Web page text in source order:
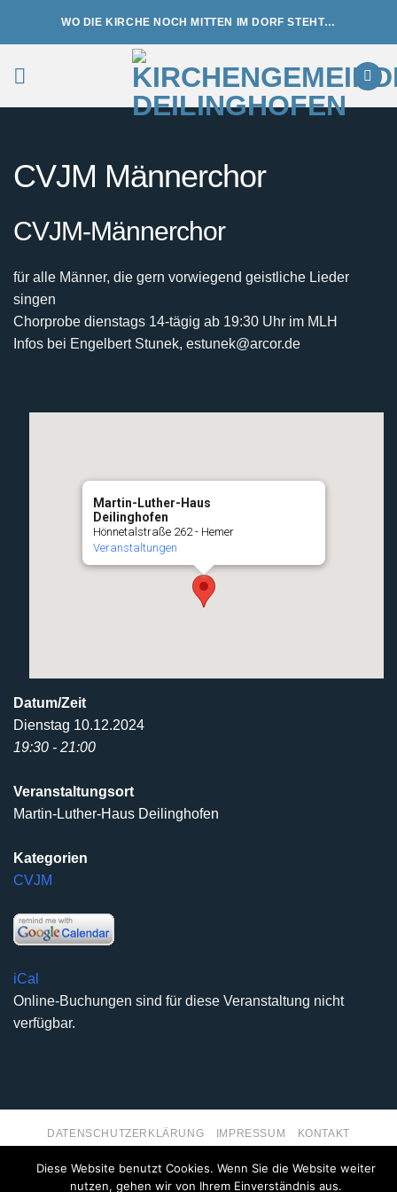
WO DIE KIRCHE NOCH MITTEN IM DORF STEHT…
CVJM Männerchor
CVJM-Männerchor
für alle Männer, die gern vorwiegend geistliche Lieder
singen
Chorprobe dienstags 14-tägig ab 19:30 Uhr im MLH
Infos bei Engelbert Stunek, estunek@arcor.de
Martin-Luther-Haus
Deilinghofen
Hönnetalstraße 262 - Hemer
Veranstaltungen
Datum/Zeit
Dienstag 10.12.2024
19:30 - 21:00
Veranstaltungsort
Martin-Luther-Haus Deilinghofen
Kategorien
CVJM
iCal
Online-Buchungen sind für diese Veranstaltung nicht
verfügbar.
DATENSCHUTZERKLÄRUNG IMPRESSUM KONTAKT
kleinzweidrei Kommunikationsdesign
Diese Website benutzt Cookies. Wenn Sie die Website weiter
nutzen, gehen wir von Ihrem Einverständnis aus.